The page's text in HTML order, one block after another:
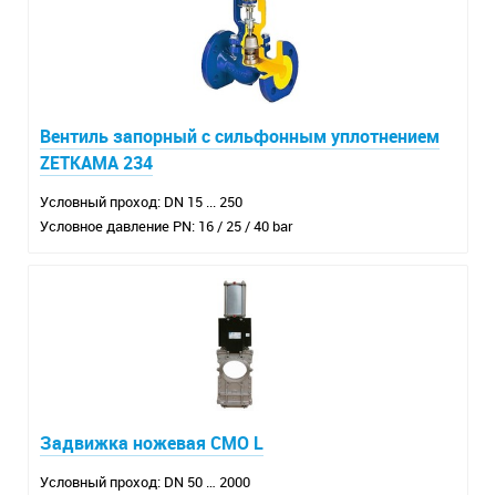
Вентиль запорный с сильфонным уплотнением
ZETKAMA 234
Условный проход: DN 15 ... 250
Условное давление PN: 16 / 25 / 40 bar
Задвижка ножевая CMO L
Условный проход: DN 50 … 2000